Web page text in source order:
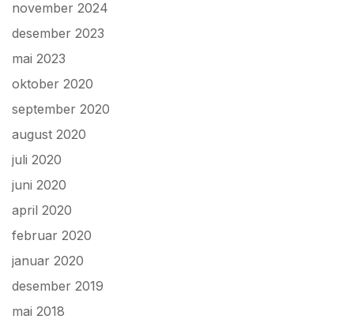
november 2024
desember 2023
mai 2023
oktober 2020
september 2020
august 2020
juli 2020
juni 2020
april 2020
februar 2020
januar 2020
desember 2019
mai 2018